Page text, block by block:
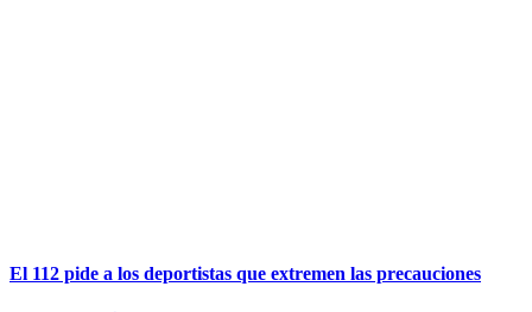
El 112 pide a los deportistas que extremen las precauciones